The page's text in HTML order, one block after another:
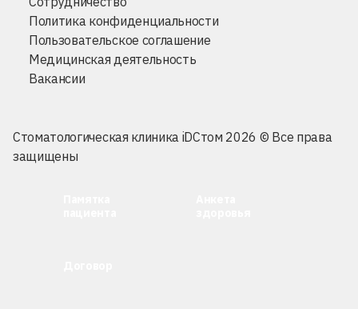
Политика конфиденциальности
Пользовательское соглашение
Медицинская деятельность
Вакансии
Стоматологическая клиника iDСтом 2026 © Все права
защищены